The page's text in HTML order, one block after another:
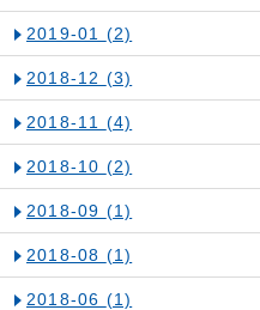
2019-01 (2)
2018-12 (3)
2018-11 (4)
2018-10 (2)
2018-09 (1)
2018-08 (1)
2018-06 (1)